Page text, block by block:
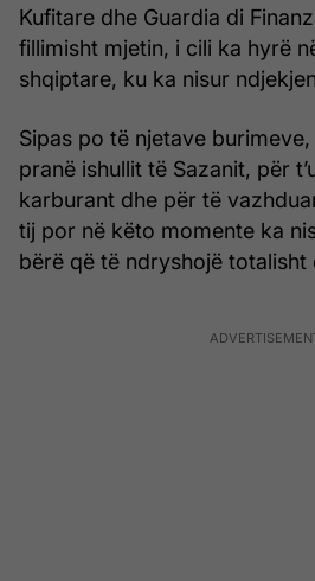
Kufitare dhe Guardia di
fillimisht mjetin, i cili ka hyrë
shqiptare, ku ka nisur
Sipas po të njetave
pranë ishullit të Sazanit, për
karburant dhe për të
tij por në këto momente ka
bërë që të ndryshojë totalisht